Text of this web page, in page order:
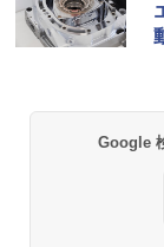
Google